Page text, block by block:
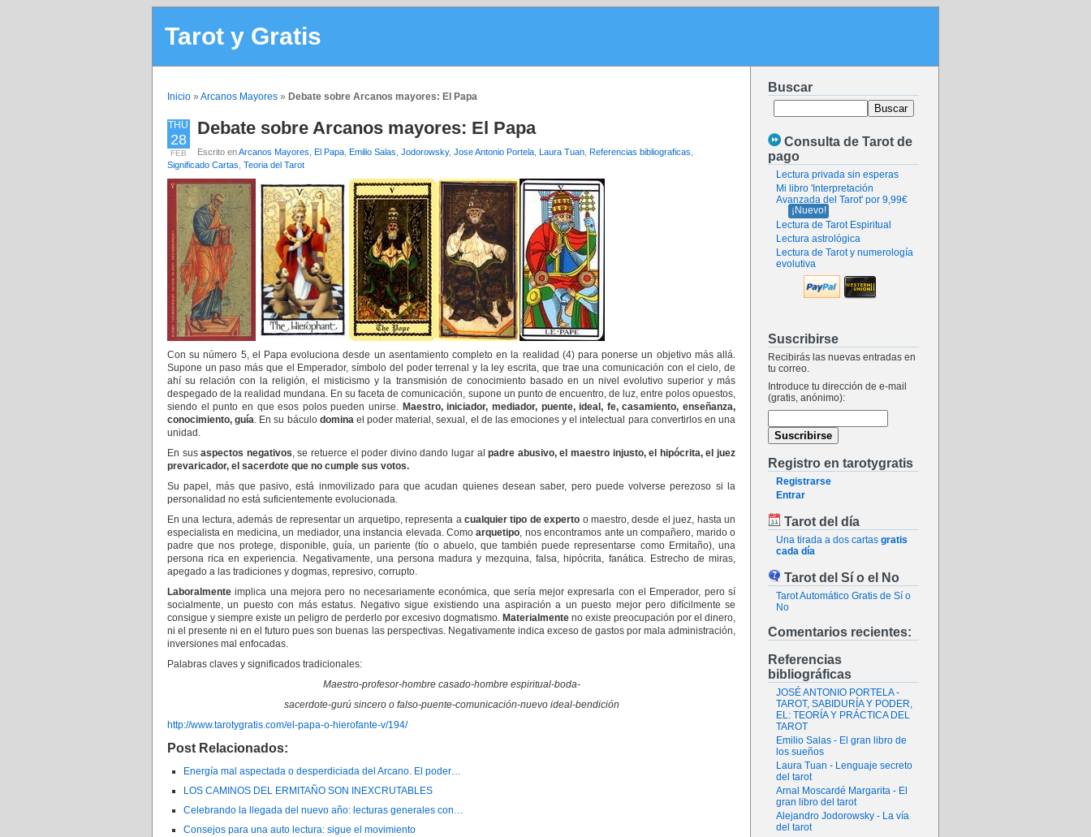
Tarot y Gratis
Inicio » Arcanos Mayores » Debate sobre Arcanos mayores: El Papa
THU
28
FEB
Debate sobre Arcanos mayores: El Papa
Escrito enArcanos Mayores El Papa, Emilio Salas Jodorowsky, Jose Antonio Portela, Laura Tuan, Referencias bibliograficas
Significado Cartas Teoria del Tarot
Con su número 5, el Papa evoluciona desde un asentamiento completo en la realidad (4) para ponerse un objetivo más allá.
Supone un paso más que el Emperador, símbolo del poder terrenal y la ley escrita, que trae una comunicación con el cielo, de
ahí su relación con la religión, el misticismo y la transmisión de conocimiento basado en un nivel evolutivo superior y más
despegado de la realidad mundana. En su faceta de comunicación, supone un punto de encuentro, de luz, entre polos opuestos,
siendo el punto en que esos polos pueden unirse. Maestro, iniciador, mediador, puente, ideal, fe, casamiento, enseñanza,
conocimiento, guía . En su báculo domina el poder material, sexual, el de las emociones y el intelectual para convertirlos en una
unidad.
En susaspectos negativos , se retuerce el poder divino dando lugar alpadre abusivo, el maestro injusto, el hipócrita, el juez
prevaricador, el sacerdote que no cumple sus votos.
Su papel, más que pasivo, está inmovilizado para que acudan quienes desean saber, pero puede volverse perezoso si la
personalidad no está suficientemente evolucionada.
En una lectura, además de representar un arquetipo, representa a cualquier tipo de experto o maestro, desde el juez, hasta un
especialista en medicina, un mediador, una instancia elevada. Comoarquetipo , nos encontramos ante un compañero, marido o
padre que nos protege, disponible, guía, un pariente (tío o abuelo, que también puede representarse como Ermitaño), una
persona rica en experiencia. Negativamente, una persona madura y mezquina, falsa, hipócrita, fanática. Estrecho de miras,
apegado a las tradiciones y dogmas, represivo, corrupto.
Laboralmente implica una mejora pero no necesariamente económica, que sería mejor expresarla con el Emperador, pero sí
socialmente, un puesto con más estatus. Negativo sigue existiendo una aspiración a un puesto mejor pero difícilmente se
consigue y siempre existe un peligro de perderlo por excesivo dogmatismo. Materialmente no existe preocupación por el dinero,
ni el presente ni en el futuro pues son buenas las perspectivas. Negativamente indica exceso de gastos por mala administración,
inversiones mal enfocadas.
Palabras claves y significados tradicionales:
Maestro-profesor-hombre casado-hombre espiritual-boda-
sacerdote-gurú sincero o falso-puente-comunicación-nuevo ideal-bendición
http://www.tarotygratis.com/el-papa-o-hierofante-v/194/
Post Relacionados:
Energía mal aspectada o desperdiciada del Arcano. El poder…
LOS CAMINOS DEL ERMITAÑO SON INEXCRUTABLES
Celebrando la llegada del nuevo año: lecturas generales con…
Consejos para una auto lectura: sigue el movimiento
Buscar
Consulta de Tarot de
pago
Lectura privada sin esperas
Mi libro 'Interpretación
Avanzada del Tarot' por 9,99€
¡Nuevo!
Lectura de Tarot Espiritual
Lectura astrológica
Lectura de Tarot y numerología
evolutiva
Suscribirse
Recibirás las nuevas entradas en
tu correo.
Introduce tu dirección de e-mail
(gratis, anónimo):
Registro en tarotygratis
Registrarse
Entrar
Tarot del día
Una tirada a dos cartas gratis
cada día
Tarot del Sí o el No
Tarot Automático Gratis de Sí o
No
Comentarios recientes:
Referencias
bibliográficas
JOSÉ ANTONIO PORTELA -
TAROT, SABIDURÍA Y PODER,
EL: TEORÍA Y PRÁCTICA DEL
TAROT
Emilio Salas - El gran libro de
los sueños
Laura Tuan - Lenguaje secreto
del tarot
Arnal Moscardé Margarita - El
gran libro del tarot
Alejandro Jodorowsky - La vía
del tarot